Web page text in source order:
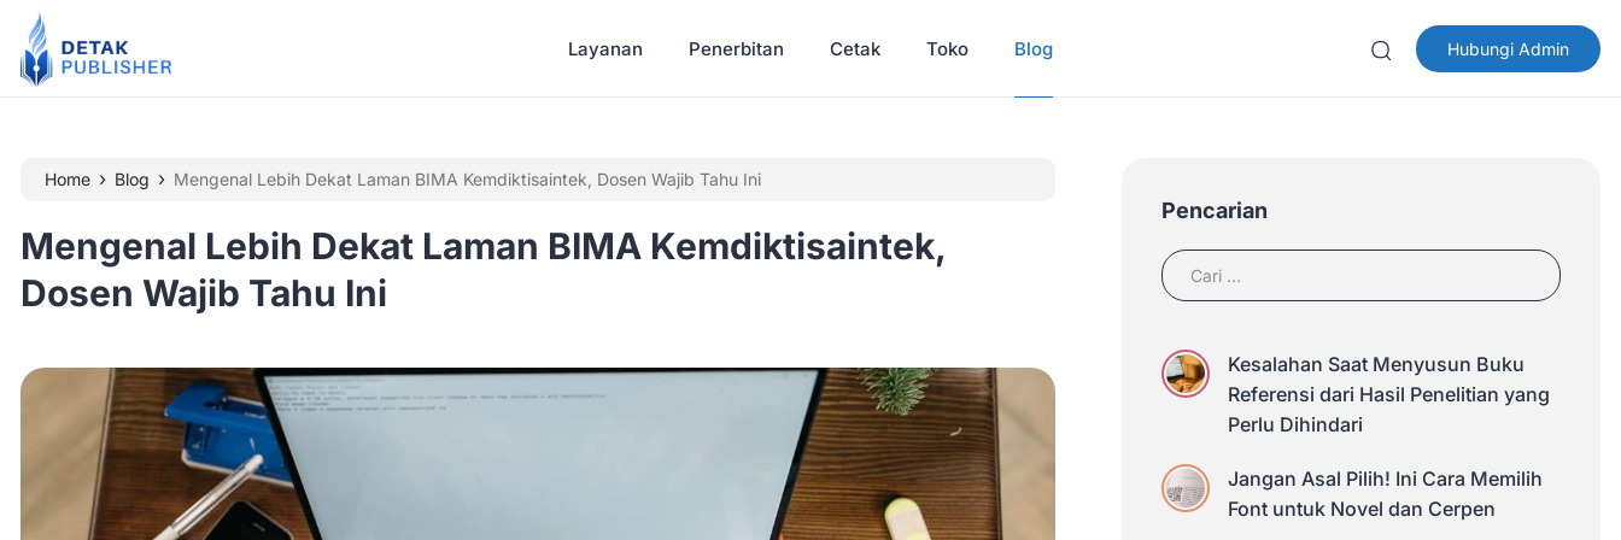
Hubungi Admin
Layanan Penerbitan Cetak Toko Blog
Home › Blog › Mengenal Lebih Dekat Laman BIMA Kemdiktisaintek, Dosen Wajib Tahu Ini
Mengenal Lebih Dekat Laman BIMA Kemdiktisaintek,
Dosen Wajib Tahu Ini
Pencarian
Kesalahan Saat Menyusun Buku
Referensi dari Hasil Penelitian yang
Perlu Dihindari
Jangan Asal Pilih! Ini Cara Memilih
Font untuk Novel dan Cerpen